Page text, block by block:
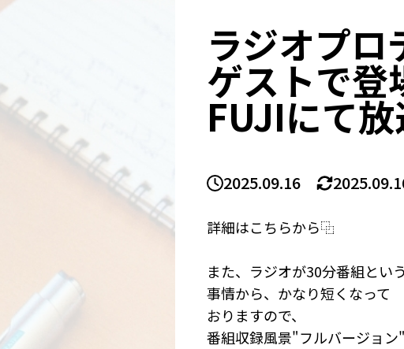
ラジオプ
ゲストで
FUJIにて放
2025.09.16
詳細はこちらから⿻
また、ラジオが30分番組という
事情から、かなり短くなって
おりますので、
番組収録風景"フルバージョン